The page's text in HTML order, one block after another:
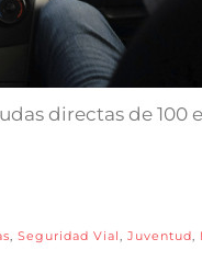
directas de 100
, Seguridad Vial, Juventud,